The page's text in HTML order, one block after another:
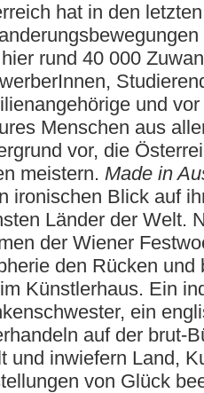
hat in den
rund 40 000
und
Menschen aus
vor, die
meistern. Made in
ironischen Blick auf
Länder der Welt.
der Wiener
den Rücken
Künstlerhaus. Ein
ein
auf der brut-
und inwiefern Land,
von Glück